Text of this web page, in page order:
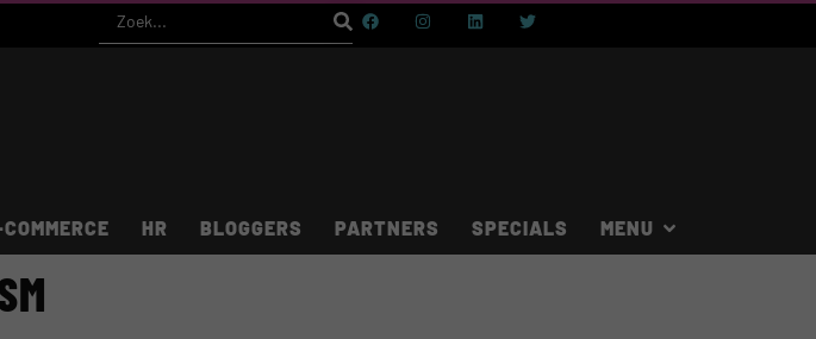
HR BLOGGERS PARTNERS SPECIALS